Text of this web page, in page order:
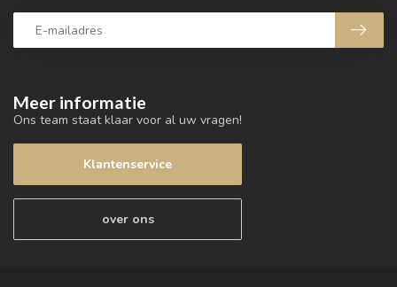
Meer informatie
Ons team staat klaar voor al uw vragen!
Klantenservice
over ons